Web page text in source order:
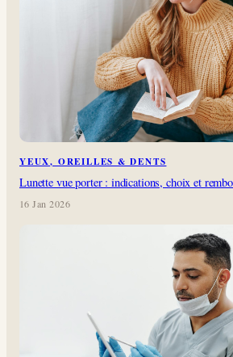
YEUX, OREILLES & DENTS
Lunette vue porter : indications, choix et
16 Jan 2026